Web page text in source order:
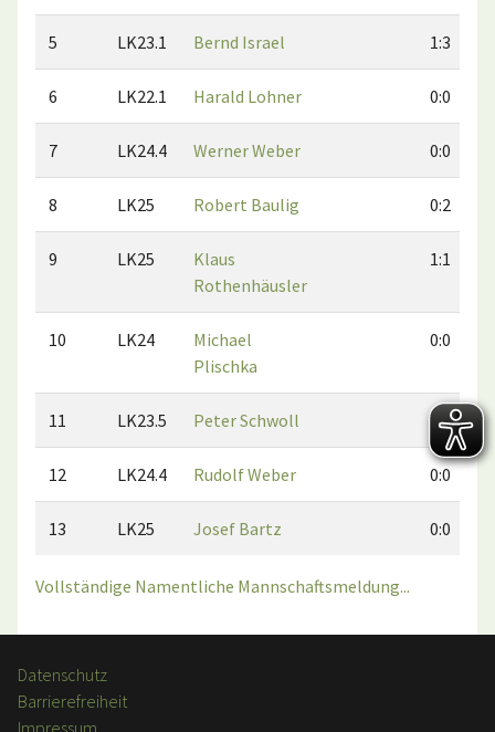
5 LK23.1 Bernd Israel 1:3
6 LK22.1 Harald Lohner 0:0
7 LK24.4 Werner Weber 0:0
8 LK25 Robert Baulig 0:2
9 LK25
Klaus
Rothenhäusler
1:1
10 LK24
Michael
Plischka
0:0
11 LK23.5 Peter Schwoll 0:0
12 LK24.4 Rudolf Weber 0:0
13 LK25 Josef Bartz 0:0
Vollständige Namentliche Mannschaftsmeldung...
Datenschutz
Barrierefreiheit
Impressum